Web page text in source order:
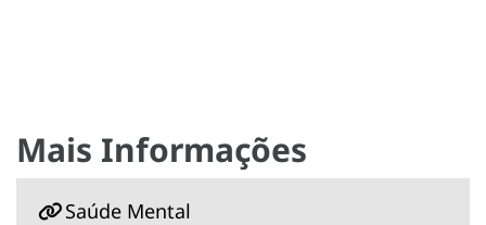
Mais Informações
Saúde Mental